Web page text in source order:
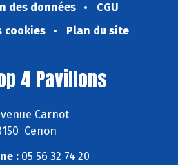
des données
CGU
cookies
Plan du site
4 Pavillons
Carnot
Cenon
: 05 56 32 74 20